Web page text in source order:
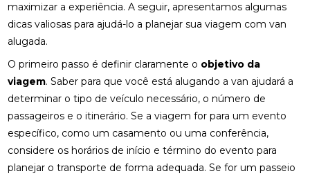
maximizar a experiência. A seguir, apresentamos algumas
dicas valiosas para ajudá-lo a planejar sua viagem com van
alugada.
O primeiro passo é definir claramente o objetivo da
viagem. Saber para que você está alugando a van ajudará a
determinar o tipo de veículo necessário, o número de
passageiros e o itinerário. Se a viagem for para um evento
específico, como um casamento ou uma conferência,
considere os horários de início e término do evento para
planejar o transporte de forma adequada. Se for um passeio